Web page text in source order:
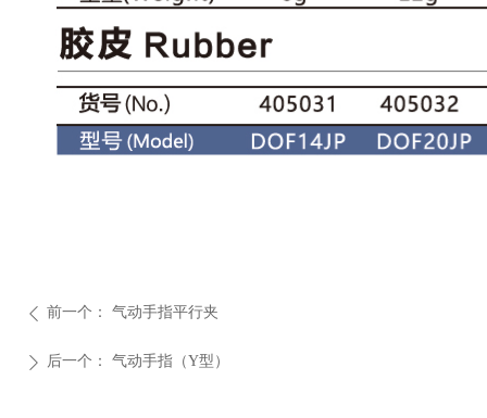
ꄴ 前一个： 气动手指平行夹
ꄲ 后一个： 气动手指（Y型）